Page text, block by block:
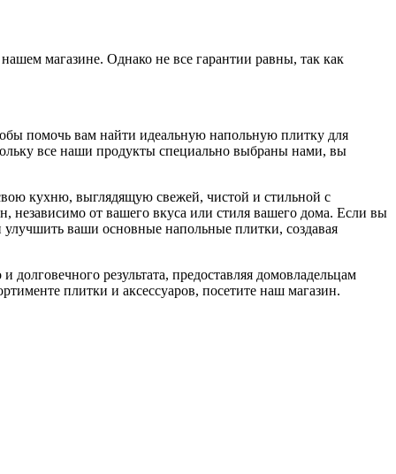
магазине. Однако не все гарантии равны, так как
помочь вам найти идеальную напольную плитку для
все наши продукты специально выбраны нами, вы
кухню, выглядящую свежей, чистой и стильной с
независимо от вашего вкуса или стиля вашего дома. Если вы
ваши основные напольные плитки, создавая
результата, предоставляя домовладельцам
плитки и аксессуаров, посетите наш магазин.